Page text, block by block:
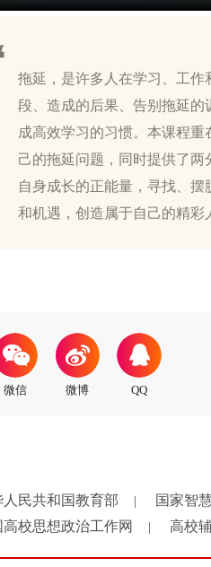
拖延，是许多人在学习、工
段、造成的后果、告别拖延
成高效学习的习惯。本课程
己的拖延问题，同时提供了
自身成长的正能量，寻找、
人民共和国教育部 国家智
高校思想政治工作网 高校